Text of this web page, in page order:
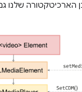
הארכיטקטורה שלנו